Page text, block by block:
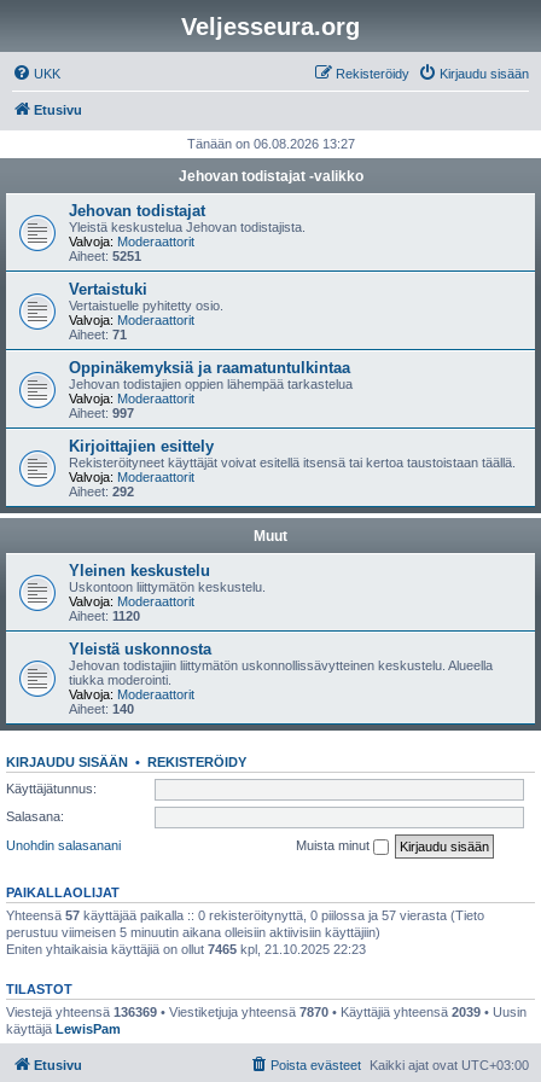
Veljesseura.org
UKK Kirjaudu sisään
Rekisteröidy
Etusivu
Tänään on 06.08.2026 13:27
Jehovan todistajat -valikko
Jehovan todistajat
Yleistä keskustelua Jehovan todistajista.
Valvoja: Moderaattorit
Aiheet: 5251
Vertaistuki
Vertaistuelle pyhitetty osio.
Valvoja: Moderaattorit
Aiheet: 71
Oppinäkemyksiä ja raamatuntulkintaa
Jehovan todistajien oppien lähempää tarkastelua
Valvoja: Moderaattorit
Aiheet: 997
Kirjoittajien esittely
Rekisteröityneet käyttäjät voivat esitellä itsensä tai kertoa taustoistaan täällä.
Valvoja: Moderaattorit
Aiheet: 292
Muut
Yleinen keskustelu
Uskontoon liittymätön keskustelu.
Valvoja: Moderaattorit
Aiheet: 1120
Yleistä uskonnosta
Jehovan todistajiin liittymätön uskonnollissävytteinen keskustelu. Alueella
tiukka moderointi.
Valvoja: Moderaattorit
Aiheet: 140
KIRJAUDU SISÄÄN • REKISTERÖIDY
Käyttäjätunnus:
Salasana:
Unohdin salasanani
Muista minut
PAIKALLAOLIJAT
Yhteensä 57 käyttäjää paikalla :: 0 rekisteröitynyttä, 0 piilossa ja 57 vierasta (Tieto
perustuu viimeisen 5 minuutin aikana olleisiin aktiivisiin käyttäjiin)
Eniten yhtaikaisia käyttäjiä on ollut 7465 kpl, 21.10.2025 22:23
TILASTOT
Viestejä yhteensä 136369 • Viestiketjuja yhteensä 7870 • Käyttäjiä yhteensä 2039 • Uusin
käyttäjä LewisPam
Etusivu Kaikki ajat ovat UTC+03:00
Poista evästeet